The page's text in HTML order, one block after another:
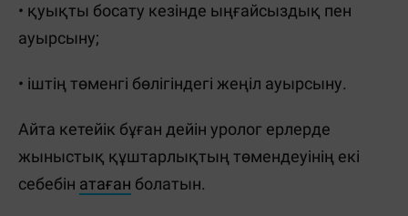
• қуықты босату кезінде ыңғайсыздық пен
ауырсыну;
• іштің төменгі бөлігіндегі жеңіл ауырсыну.
Айта кетейік бұған дейін уролог ерлерде
жыныстық құштарлықтың төмендеуінің екі
себебін атаған болатын.